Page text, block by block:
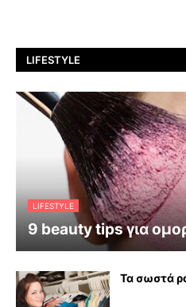
LIFESTYLE
LIFESTYLE
9 beauty tips για
Τα σωστά